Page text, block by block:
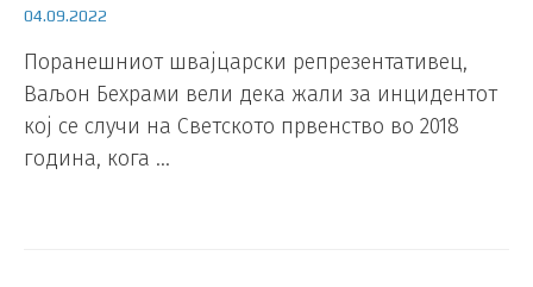
04.09.2022
Поранешниот швајцарски репрезентативец,
Ваљон Бехрами вели дека жали за инцидентот
кој се случи на Светското првенство во 2018
година, кога …